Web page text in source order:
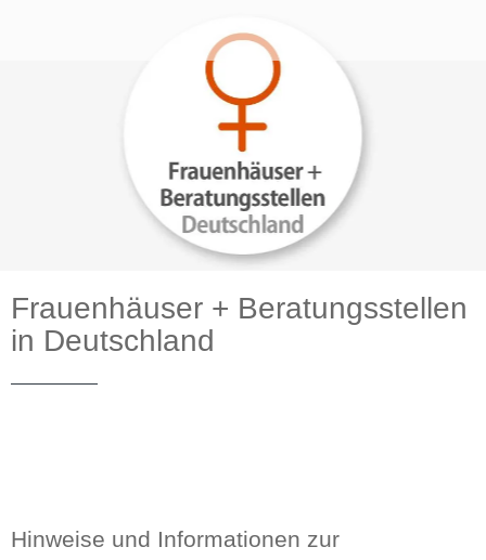
Frauenhäuser + Beratungsstellen
in Deutschland
Hinweise und Informationen zur